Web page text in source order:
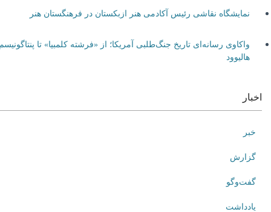
نمایشگاه نقاشی رئیس آکادمی هنر ازبکستان در فرهنگستان هنر
واکاوی رسانه‌ای تاریخ جنگ‌طلبی آمریکا؛ از «فرشته کلمبیا» تا پنتاگونیسم
هالیوود
اخبار
خبر
گزارش
گفت‌وگو
یادداشت